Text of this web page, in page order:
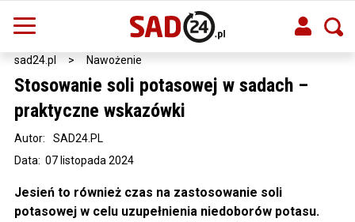
sad24.pl > Nawożenie
Stosowanie soli potasowej w sadach –
praktyczne wskazówki
Data: 07 listopada 2024
Autor: SAD24.PL
Jesień to również czas na zastosowanie soli
potasowej w celu uzupełnienia niedoborów potasu.